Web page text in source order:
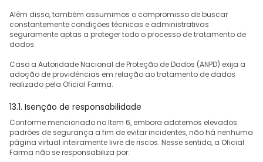
Além disso, também assumimos o compromisso de buscar
constantemente condições técnicas e administrativas
seguramente aptas a proteger todo o processo de tratamento de
dados.
Caso a Autoridade Nacional de Proteção de Dados (ANPD) exija a
adoção de providências em relação ao tratamento de dados
realizado pela Oficial Farma.
13.1. Isenção de responsabilidade
Conforme mencionado no Item 6, embora adotemos elevados
padrões de segurança a fim de evitar incidentes, não há nenhuma
página virtual inteiramente livre de riscos. Nesse sentido, a Oficial
Farma não se responsabiliza por: